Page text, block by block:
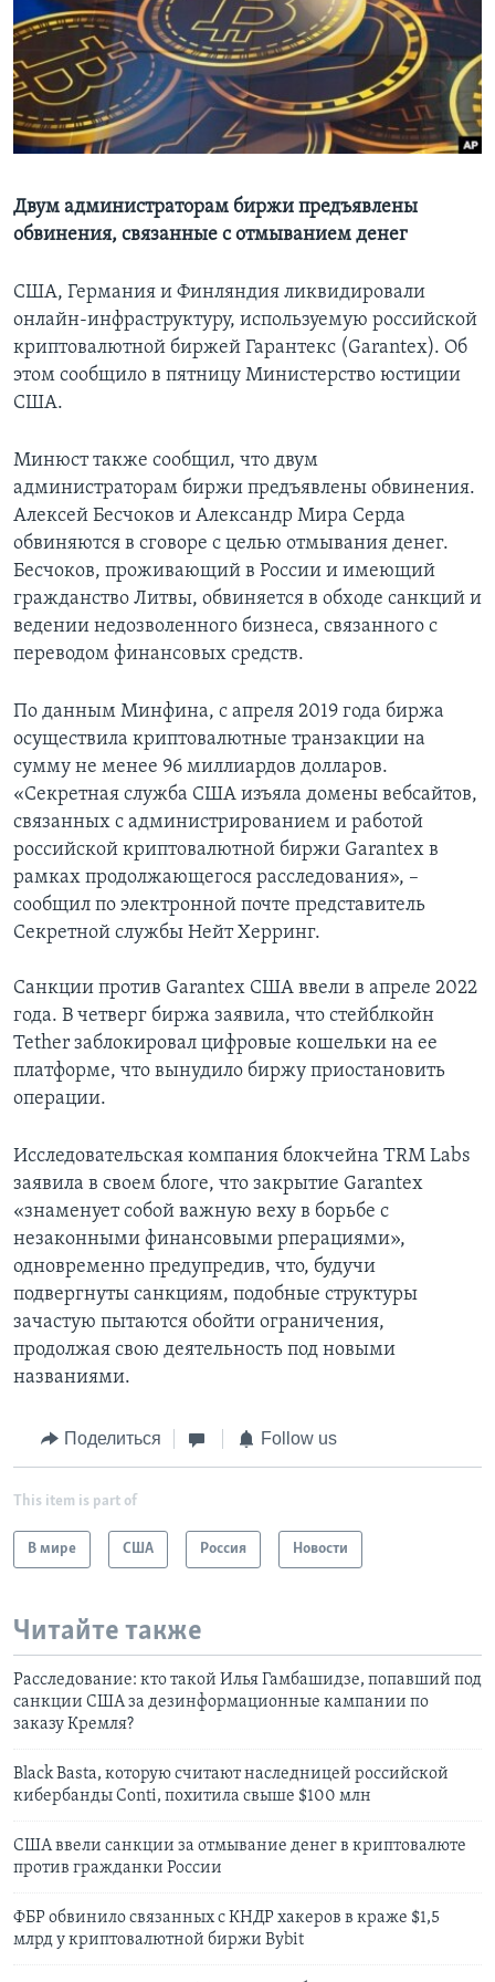
Learning English
СОЦИАЛЬНЫЕ СЕТИ
Языки
Двум администраторам биржи предъявлены
обвинения, связанные с отмыванием денег
США, Германия и Финляндия ликвидировали
онлайн-инфраструктуру, используемую российской
криптовалютной биржей Гарантекс (Garantex). Об
этом сообщило в пятницу Министерство юстиции
США.
Минюст также сообщил, что двум
администраторам биржи предъявлены обвинения.
Алексей Бесчоков и Александр Мира Серда
обвиняются в сговоре с целью отмывания денег.
Бесчоков, проживающий в России и имеющий
гражданство Литвы, обвиняется в обходе санкций и
ведении недозволенного бизнеса, связанного с
переводом финансовых средств.
По данным Минфина, с апреля 2019 года биржа
осуществила криптовалютные транзакции на
сумму не менее 96 миллиардов долларов.
«Секретная служба США изъяла домены вебсайтов,
связанных с администрированием и работой
российской криптовалютной биржи Garantex в
рамках продолжающегося расследования», –
сообщил по электронной почте представитель
Секретной службы Нейт Херринг.
Санкции против Garantex США ввели в апреле 2022
года. В четверг биржа заявила, что стейблкойн
Tether заблокировал цифровые кошельки на ее
платформе, что вынудило биржу приостановить
операции.
Исследовательская компания блокчейна TRM Labs
заявила в своем блоге, что закрытие Garantex
«знаменует собой важную веху в борьбе с
незаконными финансовыми рперациями»,
одновременно предупредив, что, будучи
подвергнуты санкциям, подобные структуры
зачастую пытаются обойти ограничения,
продолжая свою деятельность под новыми
названиями.
Поделиться Follow us
This item is part of
В мире США Россия Новости
Читайте также
Расследование: кто такой Илья Гамбашидзе, попавший под
санкции США за дезинформационные кампании по
заказу Кремля?
Black Basta, которую считают наследницей российской
кибербанды Conti, похитила свыше $100 млн
США ввели санкции за отмывание денег в криптовалюте
против гражданки России
ФБР обвинило связанных с КНДР хакеров в краже $1,5
млрд у криптовалютной биржи Bybit